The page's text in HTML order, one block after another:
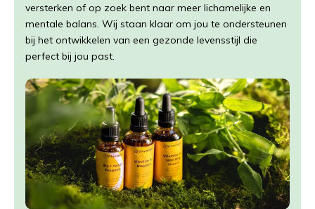
versterken of op zoek bent naar meer lichamelijke en
mentale balans. Wij staan klaar om jou te ondersteunen
bij het ontwikkelen van een gezonde levensstijl die
perfect bij jou past.